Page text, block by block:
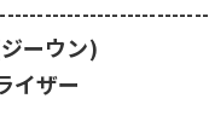
ーウン)
イザー